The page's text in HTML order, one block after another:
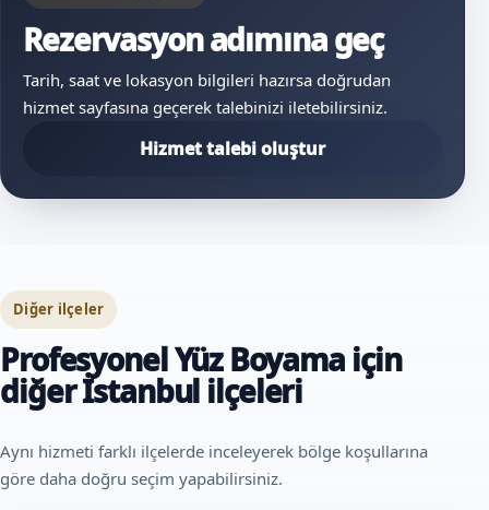
Rezervasyon adımına geç
Tarih, saat ve lokasyon bilgileri hazırsa doğrudan
hizmet sayfasına geçerek talebinizi iletebilirsiniz.
Hizmet talebi oluştur
Diğer ilçeler
Profesyonel Yüz Boyama için
diğer İstanbul ilçeleri
Aynı hizmeti farklı ilçelerde inceleyerek bölge koşullarına
göre daha doğru seçim yapabilirsiniz.